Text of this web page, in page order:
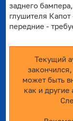
заднего
глушителя
передние -
Текущий
может быть
как и